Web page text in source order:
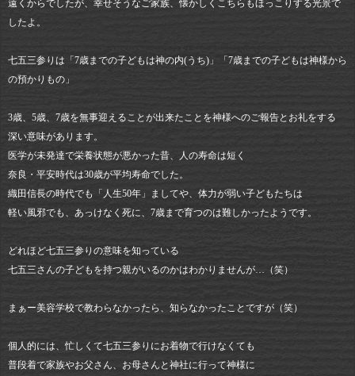
遠くからでしたが、幸せそうなご家族、懐かしくこちらもほっこりする光景で
したよ。
七五三参りは「7歳までの子どもは神の内(うち)」「7歳までの子どもは神様から
の預かりもの」
3歳、5歳、7歳を無事迎えることが出来たことを神様へのご報告とお礼をする
深い意味があります。
医学が未発達で栄養状態が悪かった昔、人の寿命は短く
奈良・平安時代は30歳が平均寿命でした。
織田信長の時代でも「人生50年」ましてや、体力が弱い子どもたちは
軽い風邪でも、あっけなく死に、7歳まで育つのは難しかったようです。
どれほど七五三参りの意味を知っている
七五三さんの子どもを持つ親がいるのかはわかりませんが…（笑）
まぁー美容学校で教わらなかったら、知らなかったことですが（笑）
個人的には、忙しくて七五三参りにお着物で行けなくても
普段着で家族やお父さん、お母さんと神社に行って神様に